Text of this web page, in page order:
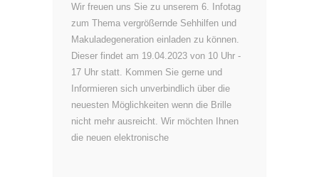
Wir freuen uns Sie zu unserem 6. Infotag
zum Thema vergrößernde Sehhilfen und
Makuladegeneration einladen zu können.
Dieser findet am 19.04.2023 von 10 Uhr -
17 Uhr statt. Kommen Sie gerne und
Informieren sich unverbindlich über die
neuesten Möglichkeiten wenn die Brille
nicht mehr ausreicht. Wir möchten Ihnen
die neuen elektronische